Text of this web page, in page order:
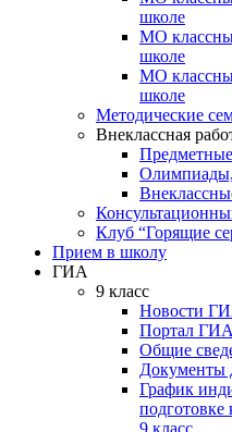
школе
МО
школе
МО
школе
Методические
Внеклассная
Клуб “Горящие
Прием в школу
ГИА
9 класс
Новости
Портал
Общие
Документы
График
подготовке
9 класс